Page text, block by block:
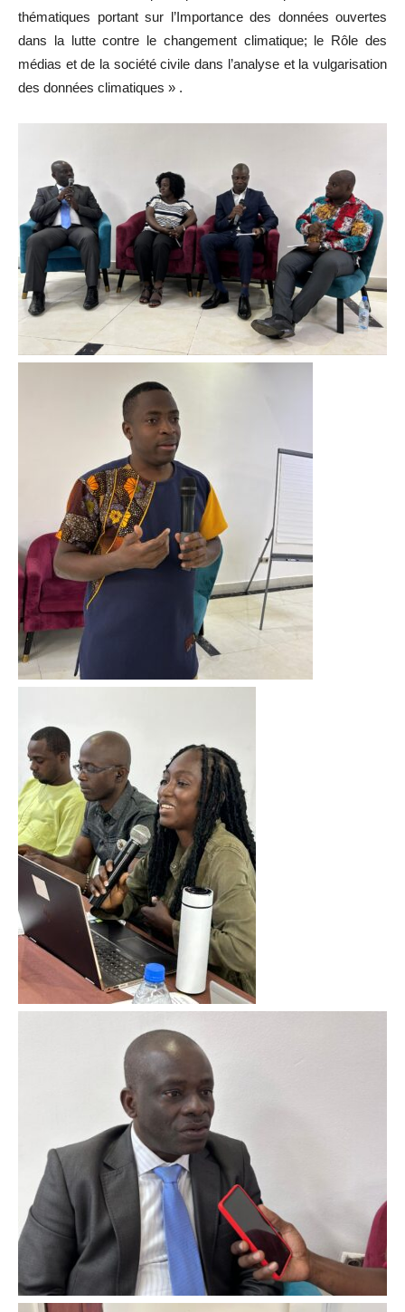
thématiques portant sur l’Importance des données ouvertes
dans la lutte contre le changement climatique; le Rôle des
médias et de la société civile dans l’analyse et la vulgarisation
des données climatiques » .